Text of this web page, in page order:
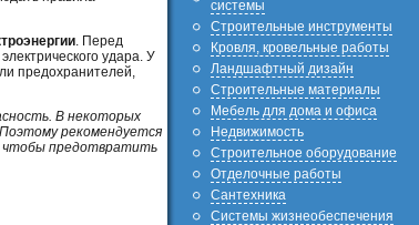
. Перед
удара. У
предохранителей,
В некоторых
рекомендуется
чтобы предотвратить
системы
Строительные инструменты
Кровля, кровельные работы
Ландшафтный дизайн
Строительные материалы
Мебель для дома и офиса
Недвижимость
Строительное оборудование
Отделочные работы
Сантехника
Системы жизнеобеспечения